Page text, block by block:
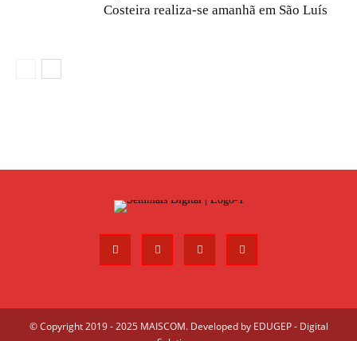
Costeira realiza-se amanhã em São Luís
© Copyright 2019 - 2025 MAISCOM. Developed by EDUGEP - Digital